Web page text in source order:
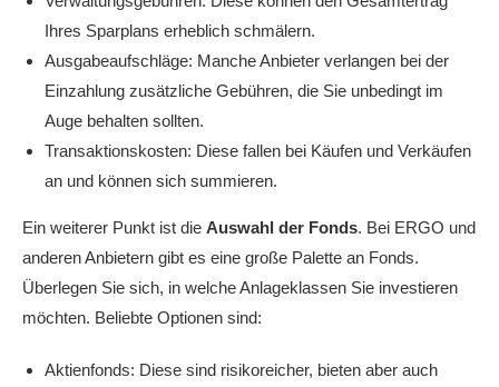
Ihres Sparplans erheblich schmälern.
Ausgabeaufschläge: Manche Anbieter verlangen bei der
Einzahlung zusätzliche Gebühren, die Sie unbedingt im
Auge behalten sollten.
Transaktionskosten: Diese fallen bei Käufen und Verkäufen
an und können sich summieren.
Ein weiterer Punkt ist die Auswahl der Fonds. Bei ERGO und
anderen Anbietern gibt es eine große Palette an Fonds.
Überlegen Sie sich, in welche Anlageklassen Sie investieren
möchten. Beliebte Optionen sind:
Aktienfonds: Diese sind risikoreicher, bieten aber auch